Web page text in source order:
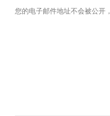
您的电子邮件地址不会被公开，